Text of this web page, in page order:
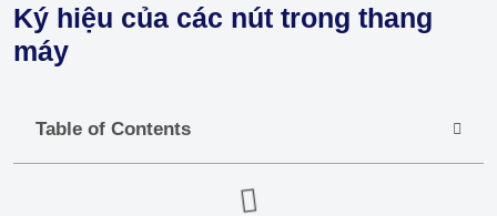
Ký hiệu của các nút trong thang
máy
Table of Contents